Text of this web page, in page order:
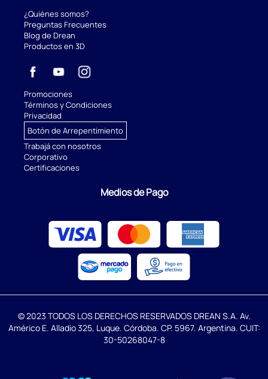
¿Quiénes somos?
Preguntas Frecuentes
Blog de Drean
Productos en 3D
Promociones
Términos y Condiciones
Privacidad
Botón de Arrepentimiento
Trabajá con nosotros
Corporativo
Certificaciones
Medios de Pago
© 2023 TODOS LOS DERECHOS RESERVADOS DREAN S.A. Av.
Américo E. Alladio 325, Luque. Córdoba. CP. 5967. Argentina. CUIT:
30-50268047-8